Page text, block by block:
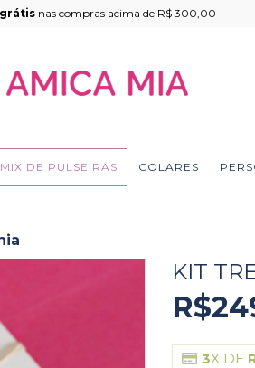
nas compras acima de R$ 300,00
MIX DE PULSEIRAS COLARES
KIT
3X DE